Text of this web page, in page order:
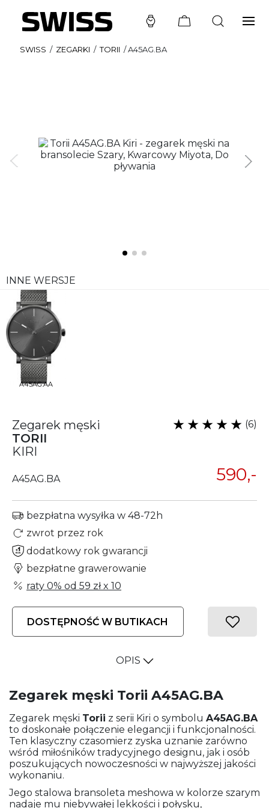
SWISS / ZEGARKI / TORII /A45AG.BA
INNE WERSJE
A45AG.AA
Zegarek męski
TORII
KIRI
(6)
A45AG.BA 590,-
bezpłatna wysyłka w 48-72h
zwrot przez rok
dodatkowy rok gwarancji
bezpłatne grawerowanie
raty 0% od 59 złx 10
DOSTĘPNOŚĆ W BUTIKACH
OPIS
Zegarek męski Torii A45AG.BA
Zegarek męski Torii z serii Kiri o symbolu A45AG.BA
to doskonałe połączenie elegancji i funkcjonalności.
Ten klasyczny czasomierz zyska uznanie zarówno
wśród miłośników tradycyjnego designu, jak i osób
poszukujących nowoczesności w najwyższej jakości
wykonaniu.
Jego stalowa bransoleta meshowa w kolorze szarym
nadaje mu niebywałej lekkości i połysku,